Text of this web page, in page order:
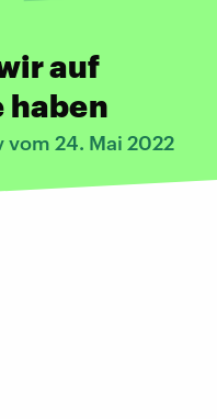
auf
haben
24. Mai 2022